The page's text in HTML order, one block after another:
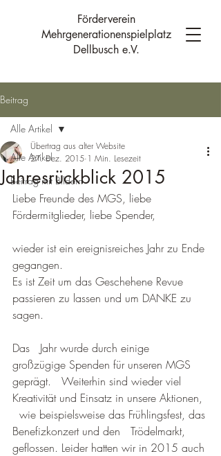
Förderverein
Mehrgenerationenspielplatz
Dellbusch e.V.
Beitrag
Alle Artikel
Beitrag mit Bildern
Alle Artikel
Jahresrückblick 2015
Übertrag aus alter Website
27. Dez. 2015 1 Min. Lesezeit
Liebe Freunde des MGS, liebe
Fördermitglieder, liebe Spender,
wieder ist ein ereignisreiches Jahr zu Ende
gegangen.
Es ist Zeit um das Geschehene Revue
passieren zu lassen und um DANKE zu
sagen.
Das   Jahr wurde durch einige
großzügige Spenden für unseren MGS
geprägt.   Weiterhin sind wieder viel
Kreativität und Einsatz in unsere Aktionen,
  wie beispielsweise das Frühlingsfest, das
Benefizkonzert und den   Trödelmarkt,
geflossen. Leider hatten wir in 2015 auch